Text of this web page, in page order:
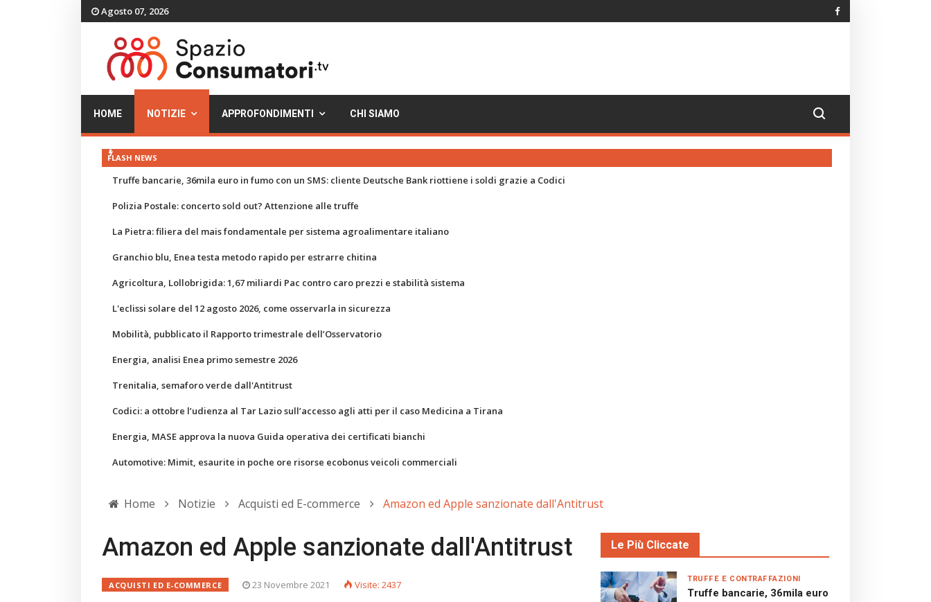
Agosto 07, 2026
HOME NOTIZIE APPROFONDIMENTI CHI SIAMO
FLASH NEWS
Truffe bancarie, 36mila euro in fumo con un SMS: cliente Deutsche Bank riottiene i soldi grazie a Codici
Polizia Postale: concerto sold out? Attenzione alle truffe
La Pietra: filiera del mais fondamentale per sistema agroalimentare italiano
Granchio blu, Enea testa metodo rapido per estrarre chitina
Agricoltura, Lollobrigida: 1,67 miliardi Pac contro caro prezzi e stabilità sistema
L'eclissi solare del 12 agosto 2026, come osservarla in sicurezza
Mobilità, pubblicato il Rapporto trimestrale dell’Osservatorio
Energia, analisi Enea primo semestre 2026
Trenitalia, semaforo verde dall'Antitrust
Codici: a ottobre l’udienza al Tar Lazio sull’accesso agli atti per il caso Medicina a Tirana
Energia, MASE approva la nuova Guida operativa dei certificati bianchi
Automotive: Mimit, esaurite in poche ore risorse ecobonus veicoli commerciali
Home Notizie Acquisti ed E-commerce Amazon ed Apple sanzionate dall'Antitrust
Amazon ed Apple sanzionate dall'Antitrust
ACQUISTI ED E-COMMERCE 23 Novembre 2021 Visite: 2437
Le Più Cliccate
Truffe bancarie, 36mila euro
TRUFFE E CONTRAFFAZIONI